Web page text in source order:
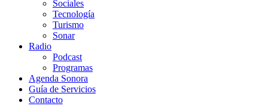
Sociales
Tecnología
Turismo
Sonar
Radio
Podcast
Programas
Agenda Sonora
Guía de Servicios
Contacto